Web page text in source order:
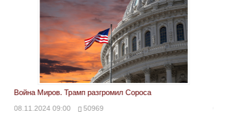
Война Миров. Трамп разгромил Сороса
08.11.2024 09:00 50969